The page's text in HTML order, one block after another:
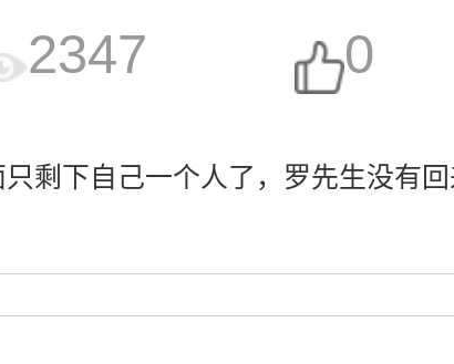
2347 0
剩下自己一个人了，罗先生没有